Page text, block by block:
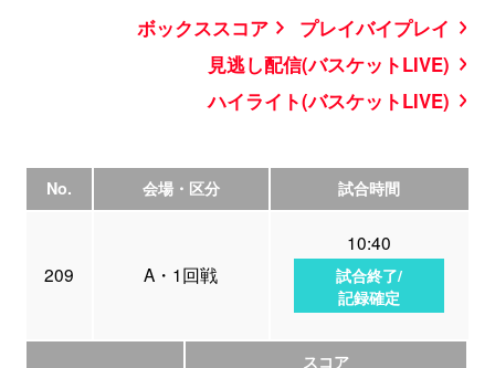
ボックススコア
プレイバイプレイ
見逃し配信(バスケットLIVE)
ハイライト(バスケットLIVE)
No. 会場・区分 試合時間
209 A・1回戦
10:40
試合終了/
記録確定
スコア